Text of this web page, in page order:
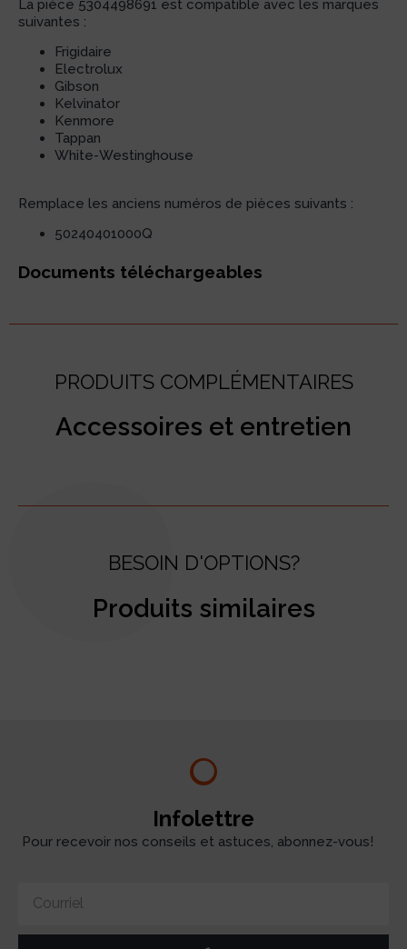
La pièce 5304498691 est compatible avec les marques
suivantes :
Frigidaire
Electrolux
Gibson
Kelvinator
Kenmore
Tappan
White-Westinghouse
Remplace les anciens numéros de pièces suivants :
50240401000Q
Documents téléchargeables
PRODUITS COMPLÉMENTAIRES
Accessoires et entretien
BESOIN D'OPTIONS?
Produits similaires
Infolettre
Pour recevoir nos conseils et astuces, abonnez-vous!